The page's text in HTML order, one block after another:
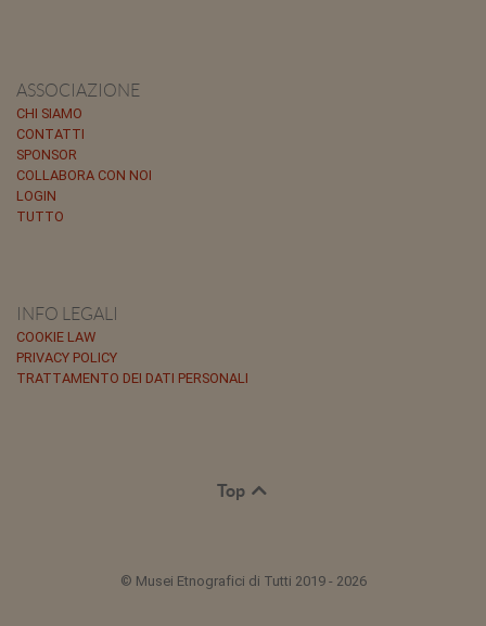
ASSOCIAZIONE
CHI SIAMO
CONTATTI
SPONSOR
COLLABORA CON NOI
LOGIN
TUTTO
INFO LEGALI
COOKIE LAW
PRIVACY POLICY
TRATTAMENTO DEI DATI PERSONALI
Top
© Musei Etnografici di Tutti 2019 - 2026